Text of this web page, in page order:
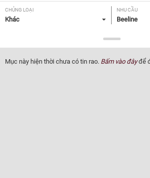
CHỦNG LOẠI
Khác
NHU CẦU
Beeline
Tất cả
Mục này hiện thời chưa có tin rao. Bấm vào đâyđể